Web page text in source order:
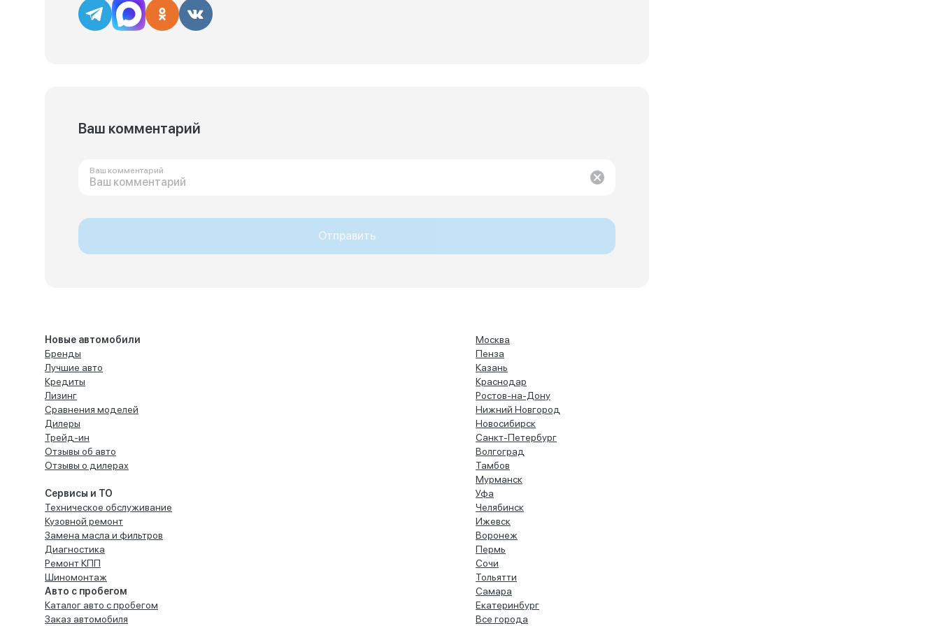
Ваш комментарий
Ваш комментарий
Отправить
Новые автомобили
Бренды
Лучшие авто
Кредиты
Лизинг
Сравнения моделей
Дилеры
Трейд-ин
Отзывы об авто
Отзывы о дилерах
Сервисы и ТО
Техническое обслуживание
Кузовной ремонт
Замена масла и фильтров
Диагностика
Ремонт КПП
Шиномонтаж
Авто с пробегом
Каталог авто с пробегом
Заказ автомобиля
Москва
Пенза
Казань
Краснодар
Ростов-на-Дону
Нижний Новгород
Новосибирск
Санкт-Петербург
Волгоград
Тамбов
Мурманск
Уфа
Челябинск
Ижевск
Воронеж
Пермь
Сочи
Тольятти
Самара
Екатеринбург
Все города